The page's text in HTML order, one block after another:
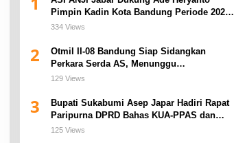
Pimpin Kadin Kota Bandung Periode 2026–
2031
334 Views
2
Otmil II-08 Bandung Siap Sidangkan
Perkara Serda AS, Menunggu
Rekomendasi Korem Sunan Gunung Jati
129 Views
3
Bupati Sukabumi Asep Japar Hadiri Rapat
Paripurna DPRD Bahas KUA-PPAS dan
Raperda Disabilitas
125 Views